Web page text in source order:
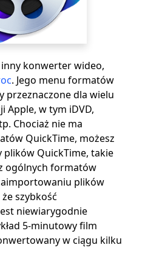
konwerter wideo,
. Jego menu formatów
przeznaczone dla wielu
Apple, w tym iDVD,
Chociaż nie ma
QuickTime, możesz
QuickTime, takie
ogólnych formatów
plików
szybkość
niewiarygodnie
5-minutowy film
w ciągu kilku